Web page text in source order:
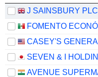
J SAINSBURY PLC